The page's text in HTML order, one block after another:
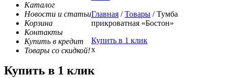
Каталог
Новости и статьи
Корзина
Контакты
Купить в кредит
Товары со скидкой!
Главная / Товары / Тумба
прикроватная «Бостон»
Купить в 1 клик
x
Купить в 1 клик